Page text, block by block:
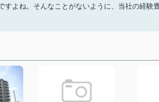
すよね。そんなことがないように、当社の経験